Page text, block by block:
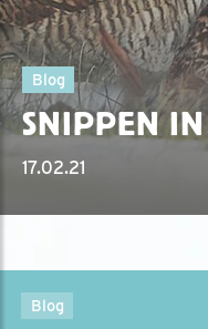
Blog
SNIPPEN
17.02.21
Blog